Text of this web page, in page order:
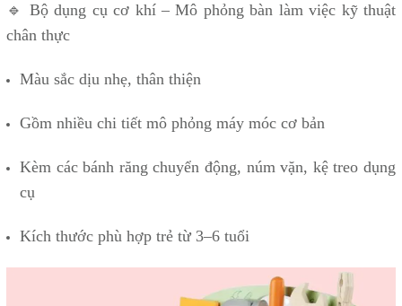
🔹 Bộ dụng cụ cơ khí – Mô phỏng bàn làm việc kỹ thuật
chân thực
Màu sắc dịu nhẹ, thân thiện
Gồm nhiều chi tiết mô phỏng máy móc cơ bản
Kèm các bánh răng chuyển động, núm vặn, kệ treo dụng
cụ
Kích thước phù hợp trẻ từ 3–6 tuổi